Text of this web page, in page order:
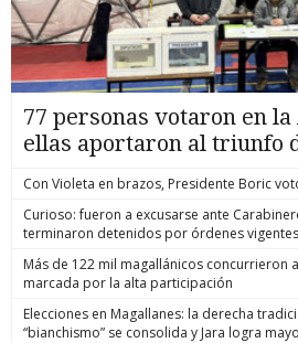
77 personas votaron en
ellas aportaron al triunfo
Con Violeta en brazos, Presidente Boric
Curioso: fueron a excusarse ante
terminaron detenidos por órdenes vigentes
Más de 122 mil magallánicos concurrieron
marcada por la alta participación
Elecciones en Magallanes: la derecha
“bianchismo” se consolida y Jara logra